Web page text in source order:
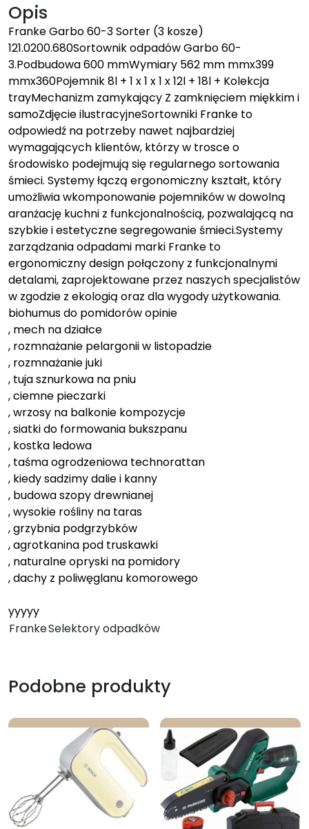
Opis
Franke Garbo 60-3 Sorter (3 kosze)
121.0200.680Sortownik odpadów Garbo 60-
3.Podbudowa 600 mmWymiary 562 mm mmx399
mmx360Pojemnik 8l + 1 x 1 x 1 x 12l + 18l + Kolekcja
trayMechanizm zamykający Z zamknięciem miękkim i
samoZdjęcie ilustracyjneSortowniki Franke to
odpowiedź na potrzeby nawet najbardziej
wymagających klientów, którzy w trosce o
środowisko podejmują się regularnego sortowania
śmieci. Systemy łączą ergonomiczny kształt, który
umożliwia wkomponowanie pojemników w dowolną
aranżację kuchni z funkcjonalnością, pozwalającą na
szybkie i estetyczne segregowanie śmieci.Systemy
zarządzania odpadami marki Franke to
ergonomiczny design połączony z funkcjonalnymi
detalami, zaprojektowane przez naszych specjalistów
w zgodzie z ekologią oraz dla wygody użytkowania.
biohumus do pomidorów opinie
, mech na działce
, rozmnażanie pelargonii w listopadzie
, rozmnażanie juki
, tuja sznurkowa na pniu
, ciemne pieczarki
, wrzosy na balkonie kompozycje
, siatki do formowania bukszpanu
, kostka ledowa
, taśma ogrodzeniowa technorattan
, kiedy sadzimy dalie i kanny
, budowa szopy drewnianej
, wysokie rośliny na taras
, grzybnia podgrzybków
, agrotkanina pod truskawki
, naturalne opryski na pomidory
, dachy z poliwęglanu komorowego
yyyyy
FrankeSelektory odpadków
Podobne produkty